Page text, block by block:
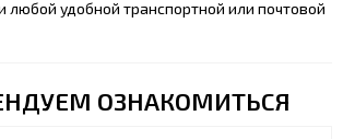
любой удобной транспортной или почтовой
ОЗНАКОМИТЬСЯ